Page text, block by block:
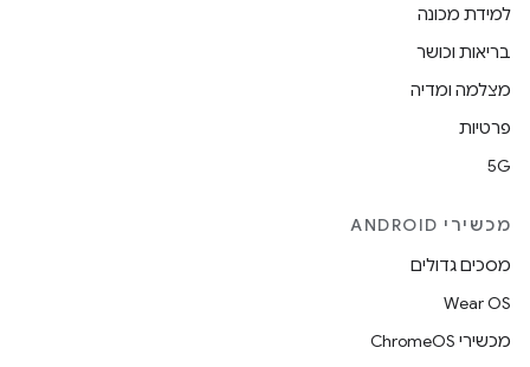
למידת מכונה
בריאות וכושר
מצלמה ומדיה
פרטיות
5G
מכשירי ANDROID
מסכים גדולים
Wear OS
מכשירי ChromeOS